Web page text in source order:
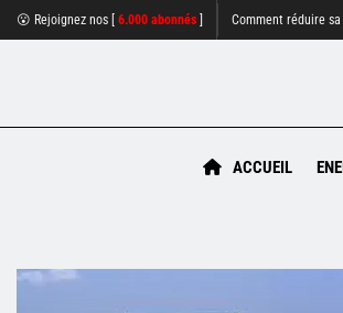
😮 Rejoignez nos [ 6.000 abonnés Comment réduire
ACCUEIL